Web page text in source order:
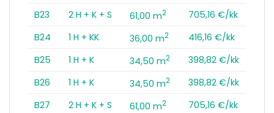
B23
2 H + K + S 61,00 m2
705,16 €/kk
B24
1 H + KK 36,00 m2
416,16 €/kk
B25
1 H + K 34,50 m2
398,82 €/kk
B26
1 H + K 34,50 m2
398,82 €/kk
B27
2 H + K + S 61,00 m2
705,16 €/kk